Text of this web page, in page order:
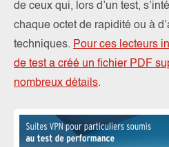
de ceux qui, lors d’un test,
chaque octet de rapidité ou à
techniques. Pour ces lecteurs
de test a créé un fichier PDF
nombreux détails.